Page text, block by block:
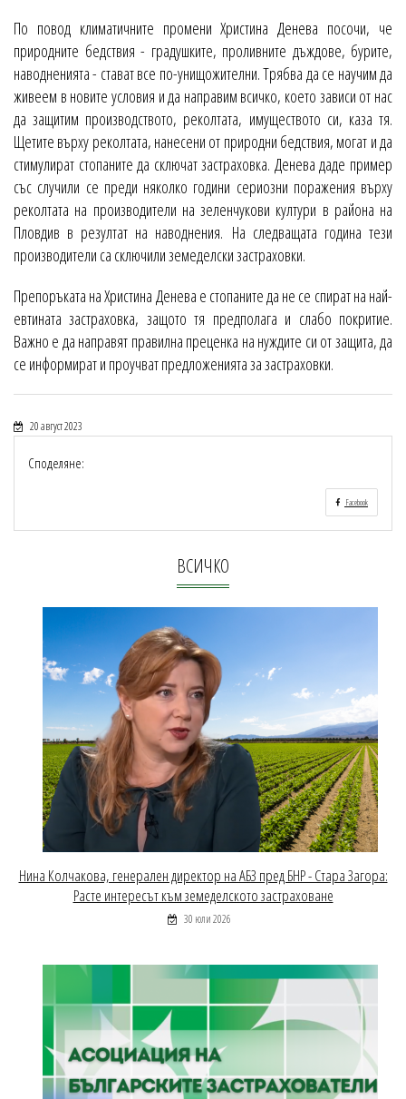
По повод климатичните промени Христина Денева посочи, че
природните бедствия - градушките, проливните дъждове, бурите,
наводненията - стават все по-унищожителни. Трябва да се научим да
живеем в новите условия и да направим всичко, което зависи от нас
да защитим производството, реколтата, имуществото си, каза тя.
Щетите върху реколтата, нанесени от природни бедствия, могат и да
стимулират стопаните да сключат застраховка. Денева даде пример
със случили се преди няколко години сериозни поражения върху
реколтата на производители на зеленчукови култури в района на
Пловдив в резултат на наводнения. На следващата година тези
производители са сключили земеделски застраховки.
Препоръката на Христина Денева е стопаните да не се спират на най-
евтината застраховка, защото тя предполага и слабо покритие.
Важно е да направят правилна преценка на нуждите си от защита, да
се информират и проучват предложенията за застраховки.
20 август 2023
Споделяне:
Facebook
ВСИЧКО
Нина Колчакова, генерален директор на АБЗ пред БНР - Стара Загора:
Расте интересът към земеделското застраховане
30 юли 2026